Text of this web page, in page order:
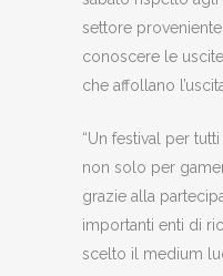
settore
conoscere le
che affollano
“Un festival per
non solo per
grazie alla
importanti enti di
scelto il medium